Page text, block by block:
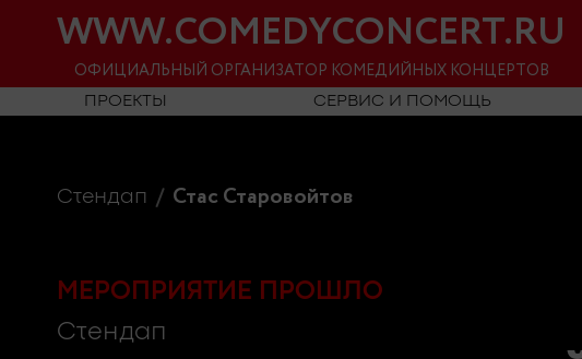
WWW.COMEDYCONCERT.RU
ОФИЦИАЛЬНЫЙ ОРГАНИЗАТОР КОМЕДИЙНЫХ КОНЦЕРТОВ
ПРОЕКТЫ СЕРВИС И ПОМОЩЬ
Стендап Стас Старовойтов
МЕРОПРИЯТИЕ ПРОШЛО
Стендап